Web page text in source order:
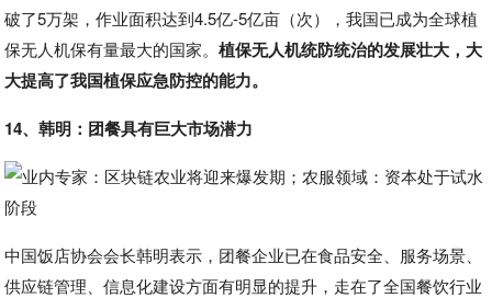
破了5万架，作业面积达到4.5亿-5亿亩（次），我国已成为全球植
保无人机保有量最大的国家。植保无人机统防统治的发展壮大，大
大提高了我国植保应急防控的能力。
14、韩明：团餐具有巨大市场潜力
中国饭店协会会长韩明表示，团餐企业已在食品安全、服务场景、
供应链管理、信息化建设方面有明显的提升，走在了全国餐饮行业